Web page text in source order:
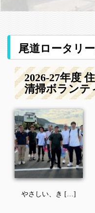
尾道ロータリ
2026-27年度
清掃ボランテ
やさしい、き […]